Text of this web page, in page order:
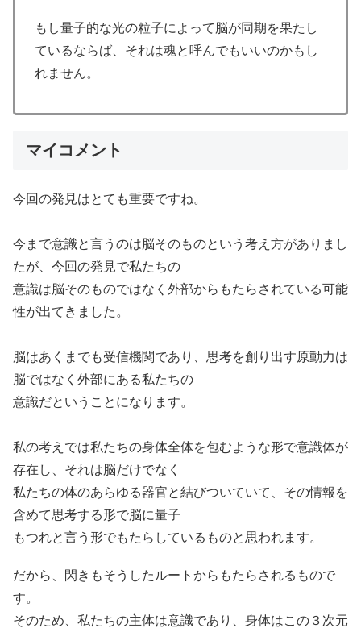
もし量子的な光の粒子によって脳が同期を果たし
ているならば、それは魂と呼んでもいいのかもし
れません。
マイコメント
今回の発見はとても重要ですね。
今まで意識と言うのは脳そのものという考え方がありまし
たが、今回の発見で私たちの
意識は脳そのものではなく外部からもたらされている可能
性が出てきました。
脳はあくまでも受信機関であり、思考を創り出す原動力は
脳ではなく外部にある私たちの
意識だということになります。
私の考えでは私たちの身体全体を包むような形で意識体が
存在し、それは脳だけでなく
私たちの体のあらゆる器官と結びついていて、その情報を
含めて思考する形で脳に量子
もつれと言う形でもたらしているものと思われます。
だから、閃きもそうしたルートからもたらされるもので
す。
そのため、私たちの主体は意識であり、身体はこの３次元